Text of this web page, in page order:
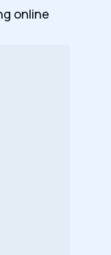
online